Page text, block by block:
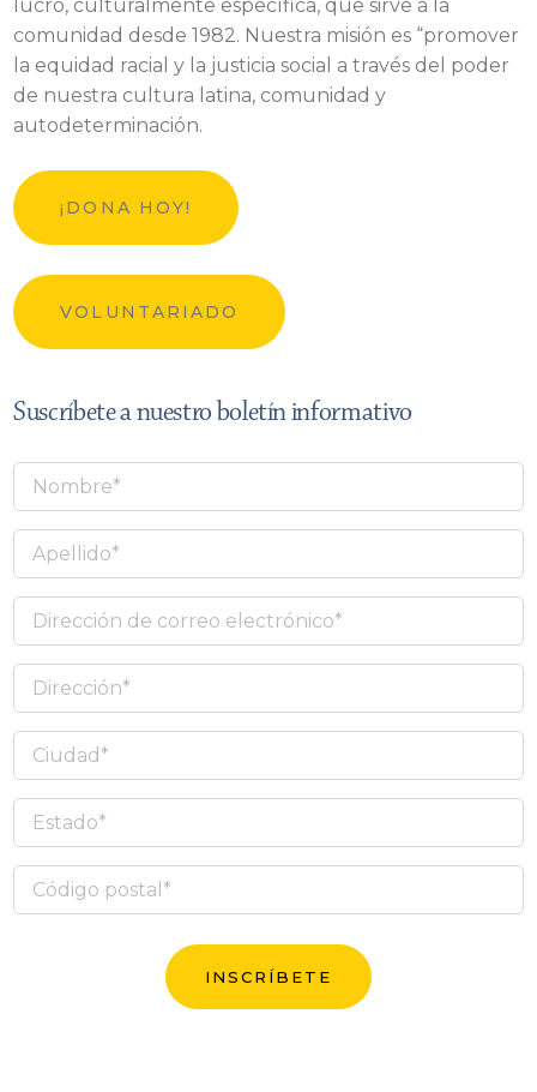
lucro, culturalmente específica, que sirve a la
comunidad desde 1982. Nuestra misión es “promover
la equidad racial y la justicia social a través del poder
de nuestra cultura latina, comunidad y
autodeterminación.
¡DONA HOY!
VOLUNTARIADO
Suscríbete a nuestro boletín informativo